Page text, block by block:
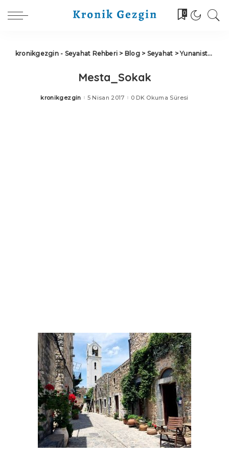
0
kronikgezgin - Seyahat Rehberi > Blog> Seyahat >Yunanistan
Mesta_Sokak
Posted
kronikgezgin 5 Nisan 2017 0 DK Okuma Süresi